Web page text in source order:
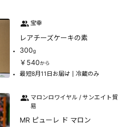
宝幸
レアチーズケーキの素
300g
￥540から
最短8月11日お届け 冷蔵のみ
マロンロワイヤル / サンエイト貿
易
MR ピューレ ド マロン